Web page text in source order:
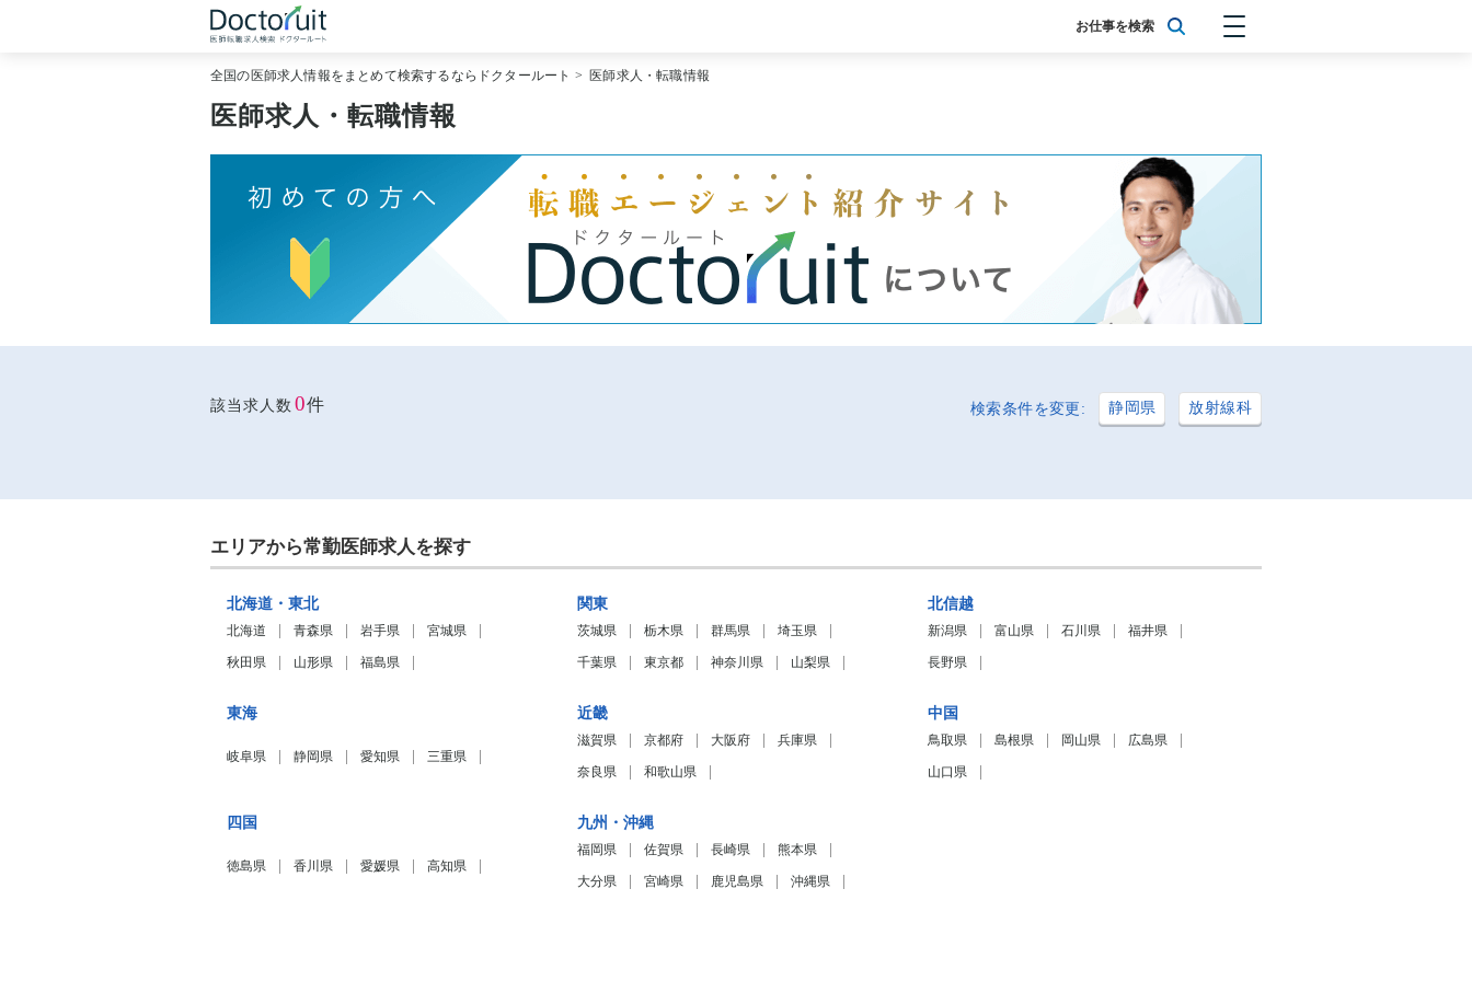
お仕事を検索
[常勤] 科目から探す
Doctoruitについて
運営者情報
プライバシーポリシー
全国の医師求人情報をまとめて検索するならドクタールート > 医師求人・転職情報
医師求人・転職情報
該当求人数 0件 検索条件を変更: 静岡県 放射線科
エリアから常勤医師求人を探す
北海道・東北
北海道 青森県 岩手県 宮城県
秋田県 山形県 福島県
関東
茨城県 栃木県 群馬県 埼玉県
千葉県 東京都 神奈川県 山梨県
北信越
新潟県 富山県 石川県 福井県
長野県
東海
岐阜県 静岡県 愛知県 三重県
近畿
滋賀県 京都府 大阪府 兵庫県
奈良県 和歌山県
中国
鳥取県 島根県 岡山県 広島県
山口県
四国
徳島県 香川県 愛媛県 高知県
九州・沖縄
福岡県 佐賀県 長崎県 熊本県
大分県 宮崎県 鹿児島県 沖縄県